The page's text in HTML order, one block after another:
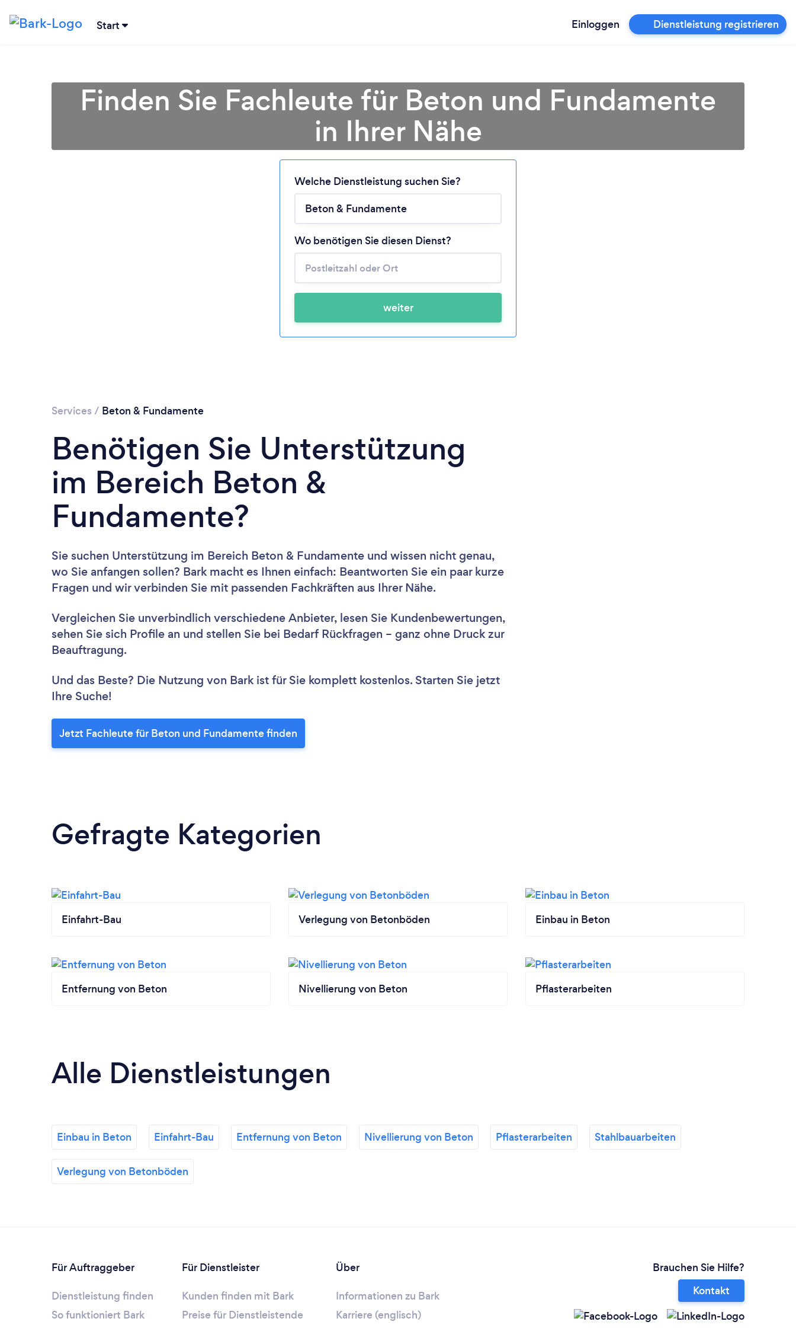
Start Einloggen Dienstleistung registrieren
Lädt ...
Bitte warten ...
Finden Sie Fachleute für Beton und Fundamente
in Ihrer Nähe
Welche Dienstleistung suchen Sie?
Wo benötigen Sie diesen Dienst?
weiter
Services / Beton & Fundamente
Benötigen Sie Unterstützung
im Bereich Beton &
Fundamente?
Sie suchen Unterstützung im Bereich Beton & Fundamente und wissen nicht genau,
wo Sie anfangen sollen? Bark macht es Ihnen einfach: Beantworten Sie ein paar kurze
Fragen und wir verbinden Sie mit passenden Fachkräften aus Ihrer Nähe.
Vergleichen Sie unverbindlich verschiedene Anbieter, lesen Sie Kundenbewertungen,
sehen Sie sich Profile an und stellen Sie bei Bedarf Rückfragen – ganz ohne Druck zur
Beauftragung.
Und das Beste? Die Nutzung von Bark ist für Sie komplett kostenlos. Starten Sie jetzt
Ihre Suche!
Jetzt Fachleute für Beton und Fundamente finden
Gefragte Kategorien
Einfahrt-Bau Verlegung von Betonböden Einbau in Beton
Entfernung von Beton Nivellierung von Beton Pflasterarbeiten
Alle Dienstleistungen
Einbau in Beton Einfahrt-Bau Entfernung von Beton Nivellierung von Beton Pflasterarbeiten Stahlbauarbeiten
Verlegung von Betonböden
Für Auftraggeber
Dienstleistung finden
So funktioniert Bark
Für Dienstleister
Kunden finden mit Bark
Preise für Dienstleistende
Über
Informationen zu Bark
Karriere (englisch)
Brauchen Sie Hilfe?
Kontakt